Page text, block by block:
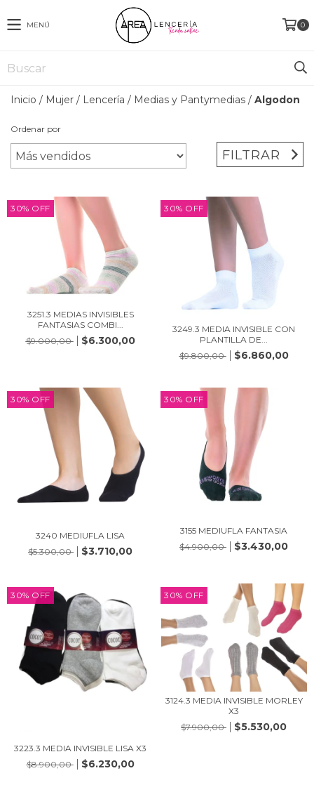
MENÚ 0
Inicio / Mujer / Lencería / Medias y Pantymedias / Algodon
Ordenar por
FILTRAR
30% OFF
3251.3 MEDIAS INVISIBLES
FANTASIAS COMBI...
$9.000,00
$6.300,00
30% OFF
3249.3 MEDIA INVISIBLE CON
PLANTILLA DE...
$9.800,00
$6.860,00
30% OFF
3240 MEDIUFLA LISA
$5.300,00
$3.710,00
30% OFF
3155 MEDIUFLA FANTASIA
$4.900,00
$3.430,00
30% OFF
3223.3 MEDIA INVISIBLE LISA X3
$8.900,00
$6.230,00
30% OFF
3124.3 MEDIA INVISIBLE MORLEY
X3
$7.900,00
$5.530,00